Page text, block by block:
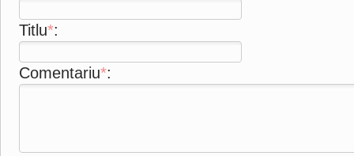
Titlu*:
Comentariu*: